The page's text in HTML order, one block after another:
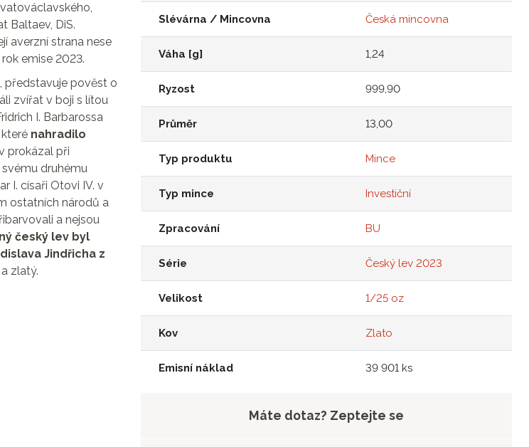
Baltaev, DiS.
averzní strana nese
emise 2023.
, představuje pověst o
zvířat v boji s lítou
I. Barbarossa
nahradilo
prokázal při
druhému
I. císaři Otovi IV. v
ostatních národů a
a nejsou
český lev byl
Jindřicha z
zlatý.
Slévárna / Mincovna Česká mincovna
Váha [g] 1,24
Ryzost 999,90
Průměr 13,00
Typ produktu Mince
Typ mince Investiční
Zpracování BU
Série Český lev 2023
Velikost 1/25 oz
Kov Zlato
Emisní náklad 39 901 ks
Máte dotaz? Zeptejte se